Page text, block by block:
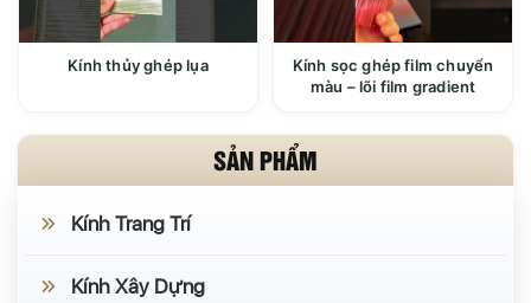
Kính thủy ghép lụa
Kính sọc ghép film chuyển
màu – lõi film gradient
SẢN PHẨM
Kính Trang Trí
Kính Xây Dựng